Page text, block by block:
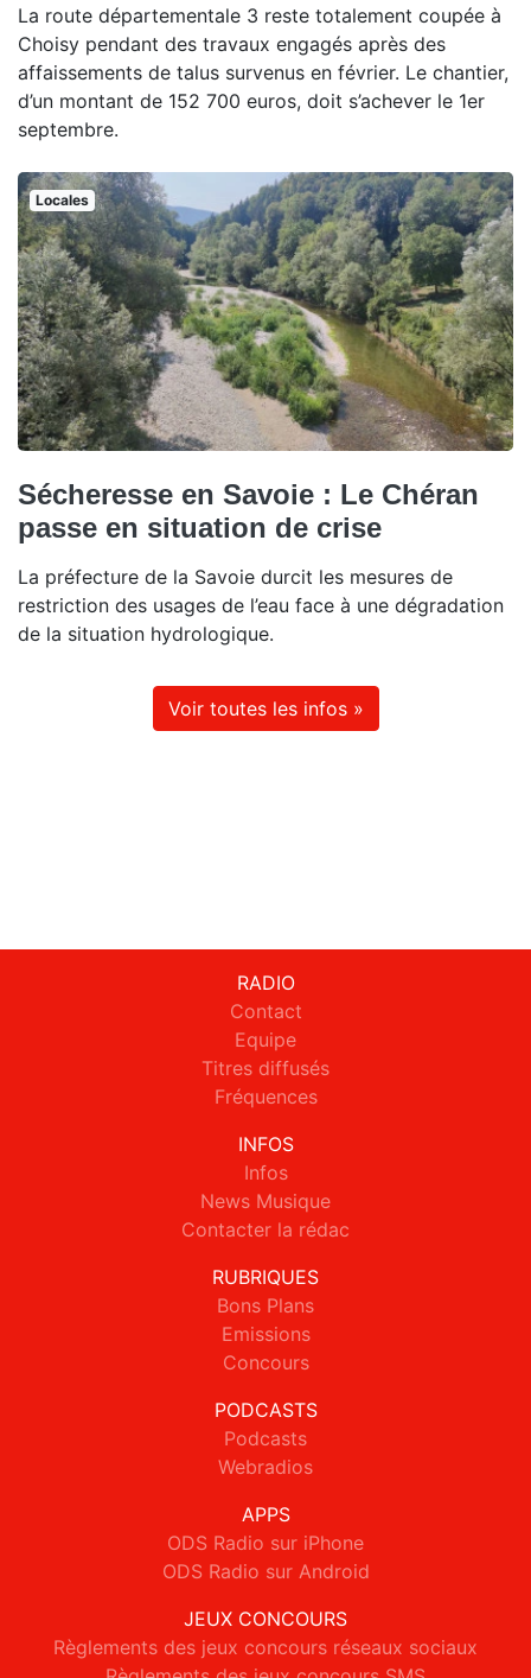
La route départementale 3 reste totalement coupée à
Choisy pendant des travaux engagés après des
affaissements de talus survenus en février. Le chantier,
d’un montant de 152 700 euros, doit s’achever le 1er
septembre.
Locales
Sécheresse en Savoie : Le Chéran
passe en situation de crise
La préfecture de la Savoie durcit les mesures de
restriction des usages de l’eau face à une dégradation
de la situation hydrologique.
Voir toutes les infos »
RADIO
Contact
Equipe
Titres diffusés
Fréquences
INFOS
Infos
News Musique
Contacter la rédac
RUBRIQUES
Bons Plans
Emissions
Concours
PODCASTS
Podcasts
Webradios
APPS
ODS Radio sur iPhone
ODS Radio sur Android
JEUX CONCOURS
Règlements des jeux concours réseaux sociaux